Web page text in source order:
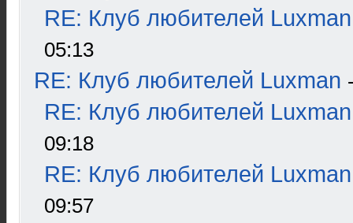
RE: Клуб любителей Luxman
05:13
RE: Клуб любителей Luxman
RE: Клуб любителей Luxman
09:18
RE: Клуб любителей Luxman
09:57